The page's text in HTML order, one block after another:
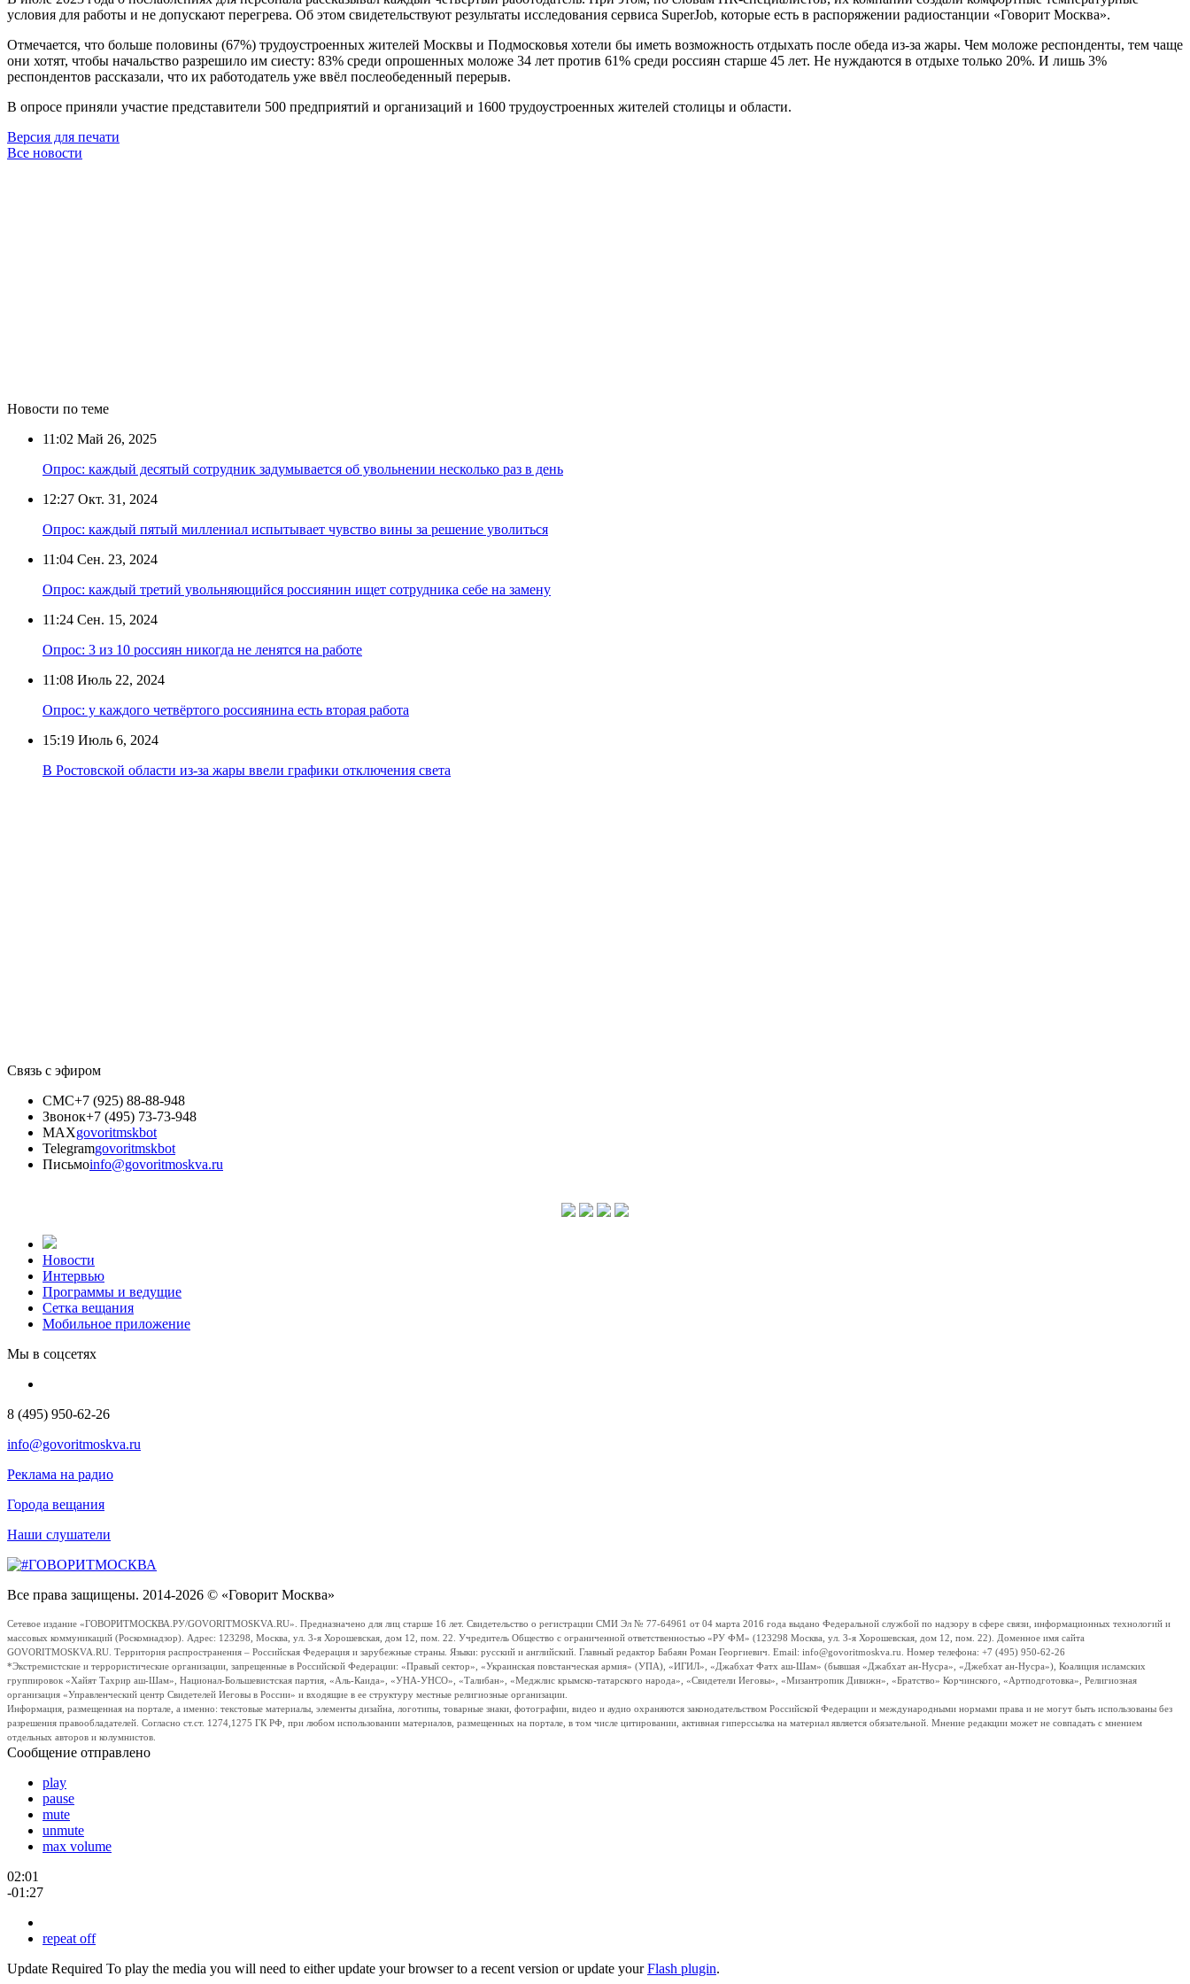
условия для работы и не допускают перегрева. Об этом свидетельствуют результаты исследования сервиса SuperJob, которые есть в распоряжении радиостанции «Говорит Москва».
Отмечается, что больше половины (67%) трудоустроенных жителей Москвы и Подмосковья хотели бы иметь возможность отдыхать после обеда из-за жары. Чем моложе респонденты, тем чаще
они хотят, чтобы начальство разрешило им сиесту: 83% среди опрошенных моложе 34 лет против 61% среди россиян старше 45 лет. Не нуждаются в отдыхе только 20%. И лишь 3%
респондентов рассказали, что их работодатель уже ввёл послеобеденный перерыв.
В опросе приняли участие представители 500 предприятий и организаций и 1600 трудоустроенных жителей столицы и области.
Версия для печати
Все новости
Новости по теме
11:02 Май 26, 2025
Опрос: каждый десятый сотрудник задумывается об увольнении несколько раз в день
12:27 Окт. 31, 2024
Опрос: каждый пятый миллениал испытывает чувство вины за решение уволиться
11:04 Сен. 23, 2024
Опрос: каждый третий увольняющийся россиянин ищет сотрудника себе на замену
11:24 Сен. 15, 2024
Опрос: 3 из 10 россиян никогда не ленятся на работе
11:08 Июль 22, 2024
Опрос: у каждого четвёртого россиянина есть вторая работа
15:19 Июль 6, 2024
В Ростовской области из-за жары ввели графики отключения света
Связь с эфиром
СМС+7 (925) 88-88-948
Звонок+7 (495) 73-73-948
MAXgovoritmskbot
Telegramgovoritmskbot
Письмоinfo@govoritmoskva.ru
Новости
Интервью
Программы и ведущие
Сетка вещания
Мобильное приложение
Мы в соцсетях
8 (495) 950-62-26
info@govoritmoskva.ru
Реклама на радио
Города вещания
Наши слушатели
Все права защищены. 2014-2026 © «Говорит Москва»
Сетевое издание «ГОВОРИТМОСКВА.РУ/GOVORITMOSKVA.RU». Предназначено для лиц старше 16 лет. Свидетельство о регистрации СМИ Эл № 77-64961 от 04 марта 2016 года выдано Федеральной службой по надзору в сфере связи, информационных технологий и
массовых коммуникаций (Роскомнадзор). Адрес: 123298, Москва, ул. 3-я Хорошевская, дом 12, пом. 22. Учредитель Общество с ограниченной ответственностью «РУ ФМ» (123298 Москва, ул. 3-я Хорошевская, дом 12, пом. 22). Доменное имя сайта
GOVORITMOSKVA.RU. Территория распространения – Российская Федерация и зарубежные страны. Языки: русский и английский. Главный редактор Бабаян Роман Георгиевич. Email: info@govoritmoskva.ru. Номер телефона: +7 (495) 950-62-26
*Экстремистские и террористические организации, запрещенные в Российской Федерации: «Правый сектор», «Украинская повстанческая армия» (УПА), «ИГИЛ», «Джабхат Фатх аш-Шам» (бывшая «Джабхат ан-Нусра», «Джебхат ан-Нусра»), Коалиция исламских
группировок «Хайят Тахрир аш-Шам», Национал-Большевистская партия, «Аль-Каида», «УНА-УНСО», «Талибан», «Меджлис крымско-татарского народа», «Свидетели Иеговы», «Мизантропик Дивижн», «Братство» Корчинского, «Артподготовка», Религиозная
организация «Управленческий центр Свидетелей Иеговы в России» и входящие в ее структуру местные религиозные организации.
Информация, размещенная на портале, а именно: текстовые материалы, элементы дизайна, логотипы, товарные знаки, фотографии, видео и аудио охраняются законодательством Российской Федерации и международными нормами права и не могут быть использованы без
разрешения правообладателей. Согласно ст.ст. 1274,1275 ГК РФ, при любом использовании материалов, размещенных на портале, в том числе цитировании, активная гиперссылка на материал является обязательной. Мнение редакции может не совпадать с мнением
отдельных авторов и колумнистов.
Сообщение отправлено
play
pause
mute
unmute
max volume
02:01
-01:27
repeat off
Update Required To play the media you will need to either update your browser to a recent version or update yourFlash plugin.